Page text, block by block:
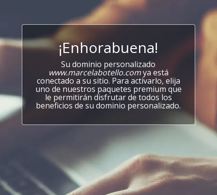
¡Enhorabuena!
Su dominio personalizado
www.marcelabotello.comya está
conectado a su sitio. Para activarlo, elija
uno de nuestros paquetes premium que
le permitirán disfrutar de todos los
beneficios de su dominio personalizado.